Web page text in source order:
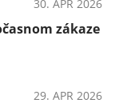
30. APR 2026
zákaze
29. APR 2026